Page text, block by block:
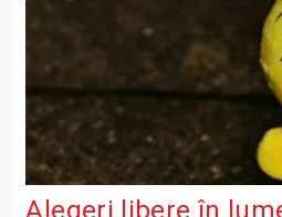
Alegeri libere în